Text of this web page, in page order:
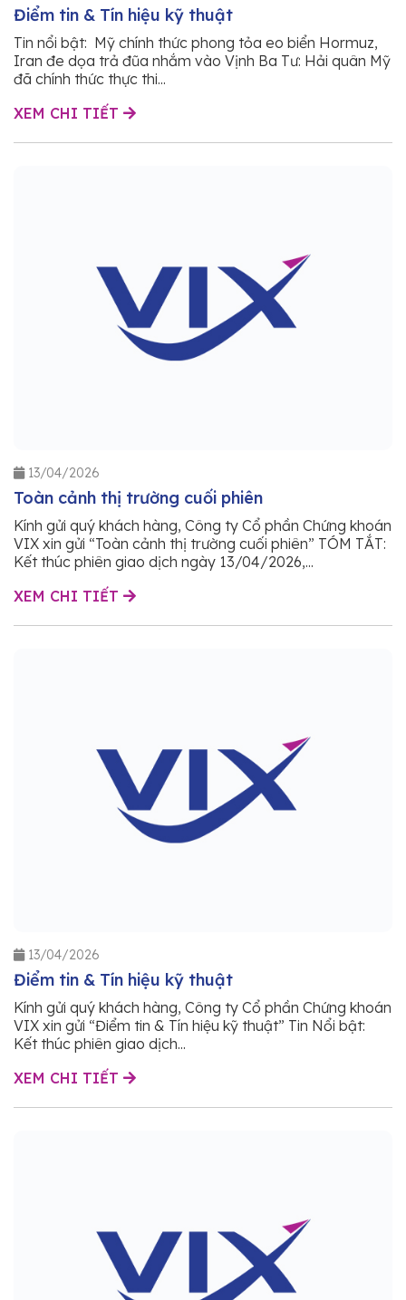
Điểm tin & Tín hiệu kỹ thuật
Tin nổi bật: Mỹ chính thức phong tỏa eo biển Hormuz,
Iran đe dọa trả đũa nhắm vào Vịnh Ba Tư: Hải quân Mỹ
đã chính thức thực thi...
XEM CHI TIẾT
13/04/2026
Toàn cảnh thị trường cuối phiên
Kính gửi quý khách hàng, Công ty Cổ phần Chứng khoán
VIX xin gửi “Toàn cảnh thị trường cuối phiên” TÓM TẮT:
Kết thúc phiên giao dịch ngày 13/04/2026,...
XEM CHI TIẾT
13/04/2026
Điểm tin & Tín hiệu kỹ thuật
Kính gửi quý khách hàng, Công ty Cổ phần Chứng khoán
VIX xin gửi “Điểm tin & Tín hiệu kỹ thuật” Tin Nổi bật:
Kết thúc phiên giao dịch...
XEM CHI TIẾT